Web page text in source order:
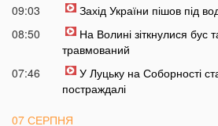
09:03
Захід України пішов під
08:50
На Волині зіткнулися бус
травмований
07:46
У Луцьку на Соборності
постраждалі
07 СЕРПНЯ